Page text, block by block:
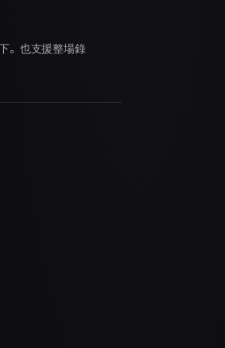
。也支援整場錄